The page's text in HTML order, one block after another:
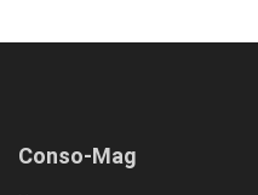
Conso-Mag